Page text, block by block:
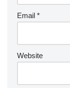
Email *
Website